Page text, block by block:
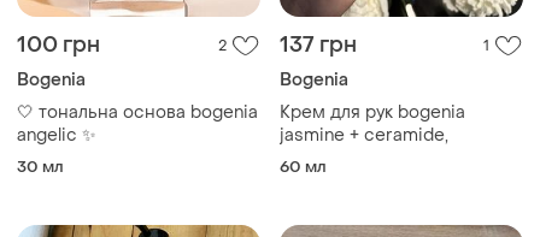
100 грн 2
Bogenia
🤍 тональна основа bogenia
angelic ✨
30 мл
137 грн 1
Bogenia
Крем для рук bogenia
jasmine + ceramide,
60 мл